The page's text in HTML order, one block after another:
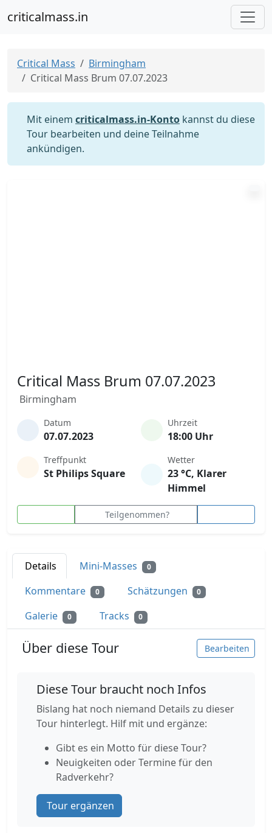
criticalmass.in
Critical Mass
Birmingham
Critical Mass Brum 07.07.2023
Mit einem criticalmass.in-Konto kannst du diese
Tour bearbeiten und deine Teilnahme
ankündigen.
Critical Mass Brum 07.07.2023
Birmingham
Datum
07.07.2023
Uhrzeit
18:00 Uhr
Treffpunkt
St Philips Square
Wetter
23 °C, Klarer
Himmel
Teilgenommen?
Details Mini-Masses 0
Kommentare 0 Schätzungen 0
Galerie 0 Tracks 0
Über diese Tour Bearbeiten
Diese Tour braucht noch Infos
Bislang hat noch niemand Details zu dieser
Tour hinterlegt. Hilf mit und ergänze:
Gibt es ein Motto für diese Tour?
Neuigkeiten oder Termine für den
Radverkehr?
Tour ergänzen